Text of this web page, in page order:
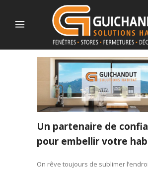
Un partenaire de
pour embellir votre
On rêve toujours de sublimer